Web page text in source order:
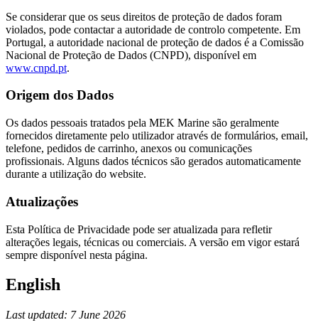
Se considerar que os seus direitos de proteção de dados foram
violados, pode contactar a autoridade de controlo competente. Em
Portugal, a autoridade nacional de proteção de dados é a Comissão
Nacional de Proteção de Dados (CNPD), disponível em
www.cnpd.pt.
Origem dos Dados
Os dados pessoais tratados pela MEK Marine são geralmente
fornecidos diretamente pelo utilizador através de formulários, email,
telefone, pedidos de carrinho, anexos ou comunicações
profissionais. Alguns dados técnicos são gerados automaticamente
durante a utilização do website.
Atualizações
Esta Política de Privacidade pode ser atualizada para refletir
alterações legais, técnicas ou comerciais. A versão em vigor estará
sempre disponível nesta página.
English
Last updated: 7 June 2026